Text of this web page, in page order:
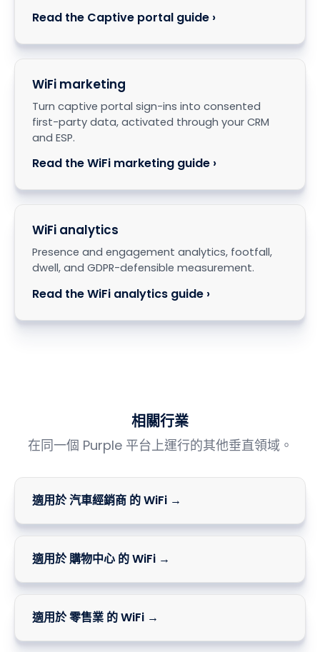
Read the Captive portal guide ›
WiFi marketing
Turn captive portal sign-ins into consented
first-party data, activated through your CRM
and ESP.
Read the WiFi marketing guide ›
WiFi analytics
Presence and engagement analytics, footfall,
dwell, and GDPR-defensible measurement.
Read the WiFi analytics guide ›
相關行業
在同一個 Purple 平台上運行的其他垂直領域。
適用於 汽車經銷商 的 WiFi →
適用於 購物中心 的 WiFi →
適用於 零售業 的 WiFi →